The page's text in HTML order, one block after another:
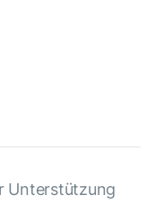
Unterstützung